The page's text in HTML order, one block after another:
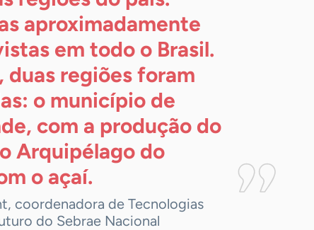
aproximadamente
em todo o Brasil.
duas regiões foram
o município de
com a produção do
Arquipélago do
o açaí.
coordenadora de Tecnologias
do Sebrae Nacional